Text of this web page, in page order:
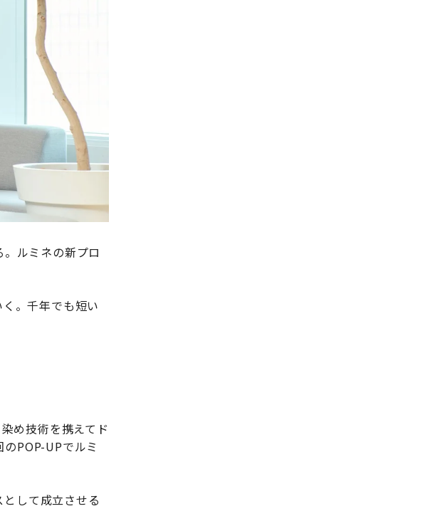
ルミネの新プロ
。千年でも短い
め技術を携えてド
POP-UPでルミ
して成立させる